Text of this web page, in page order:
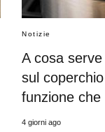
Notizie
A cosa
sul
funzione
4 giorni ago